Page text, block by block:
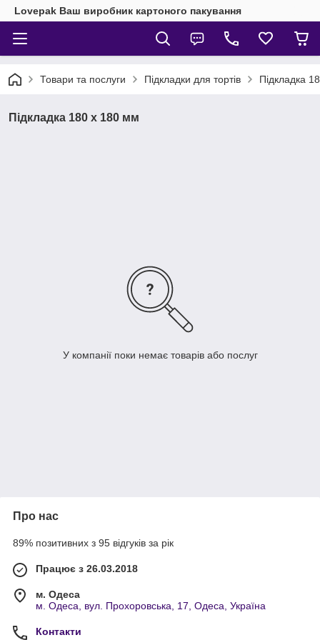
Lovepak Ваш виробник картоного пакування
Товари та послуги Підкладки для тортів Підкладка
Підкладка 180 х 180 мм
У компанії поки немає товарів або послуг
Про нас
89% позитивних з 95 відгуків за рік
Працює з 26.03.2018
м. Одеса
м. Одеса, вул. Прохоровська, 17, Одеса, Україна
Контакти